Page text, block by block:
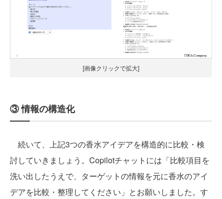
[画像クリックで拡大]
③ 情報の構造化
続いて、上記3つの香水アイデアを構造的に比較・検
討していきましょう。Copilotチャットには「比較項目を
洗い出したうえで、ターゲットの情報を元に香水のアイ
デアを比較・整理してください」とお願いしました。す